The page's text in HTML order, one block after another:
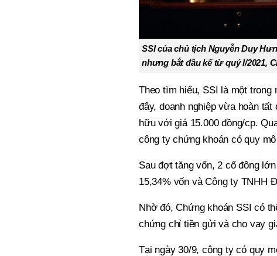
SSI của chủ tịch Nguyễn Duy
nhưng bắt đầu kể từ quý I/2021,
Theo tìm hiểu, SSI là một trong
đây, doanh nghiệp vừa hoàn
hữu với giá 15.000 đồng/cp.
công ty chứng khoán có quy
Sau đợt tăng vốn, 2 cổ đông
15,34% vốn và Công ty TNHH
Nhờ đó, Chứng khoán SSI có
chứng chỉ tiền gửi và cho vay
Tại ngày 30/9, công ty có quy